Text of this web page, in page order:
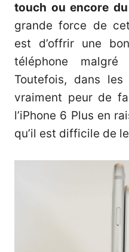
touch ou encore
grande force de
est d’offrir une
téléphone
Toutefois, dans
vraiment peur de
l’iPhone 6 Plus en
qu’il est difficile de